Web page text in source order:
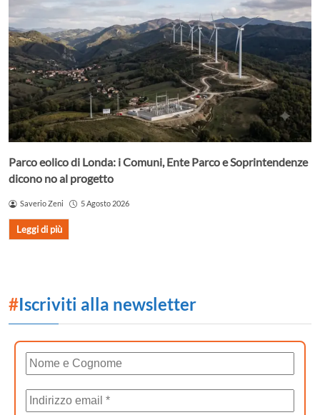
Parco eolico di Londa: i Comuni, Ente Parco e Soprintendenze
dicono no al progetto
Saverio Zeni 5 Agosto 2026
Leggi di più
#Iscriviti alla newsletter